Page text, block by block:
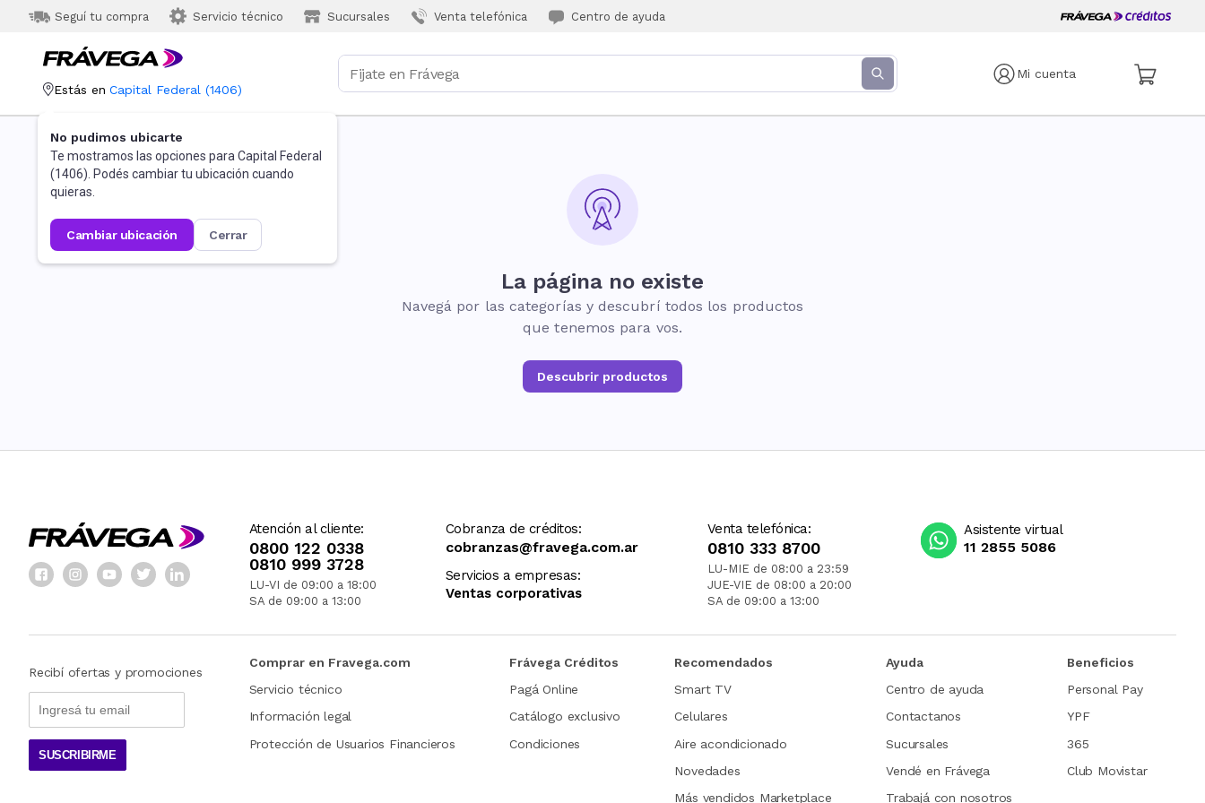
Seguí tu compra Servicio técnico Sucursales Venta telefónica Centro de ayuda
Mi cuenta
Estás en Capital Federal (1406)
No pudimos ubicarte
Te mostramos las opciones para Capital Federal
(1406). Podés cambiar tu ubicación cuando
quieras.
cambiar ubicación cerrar
La página no existe
Navegá por las categorías y descubrí todos los productos
que tenemos para vos.
Descubrir productos
Atención al cliente:
0800 122 0338
0810 999 3728
LU-VI de 09:00 a 18:00
SA de 09:00 a 13:00
Cobranza de créditos:
cobranzas@fravega.com.ar
Servicios a empresas:
Ventas corporativas
Venta telefónica:
0810 333 8700
LU-MIE de 08:00 a 23:59
JUE-VIE de 08:00 a 20:00
SA de 09:00 a 13:00
Asistente virtual
11 2855 5086
Recibí ofertas y promociones
SUSCRIBIRME
Comprar en Fravega.com
Servicio técnico
Información legal
Protección de Usuarios Financieros
Frávega Créditos
Pagá Online
Catálogo exclusivo
Condiciones
Recomendados
Smart TV
Celulares
Aire acondicionado
Novedades
Más vendidos Marketplace
Ayuda
Centro de ayuda
Contactanos
Sucursales
Vendé en Frávega
Trabajá con nosotros
Beneficios
Personal Pay
YPF
365
Club Movistar